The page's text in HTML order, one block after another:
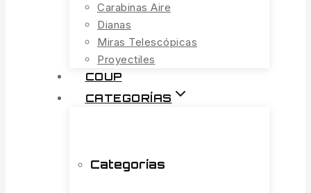
Carabinas Aire
Dianas
Miras Telescópicas
Proyectiles
COUP
CATEGORÍAS
Categorías